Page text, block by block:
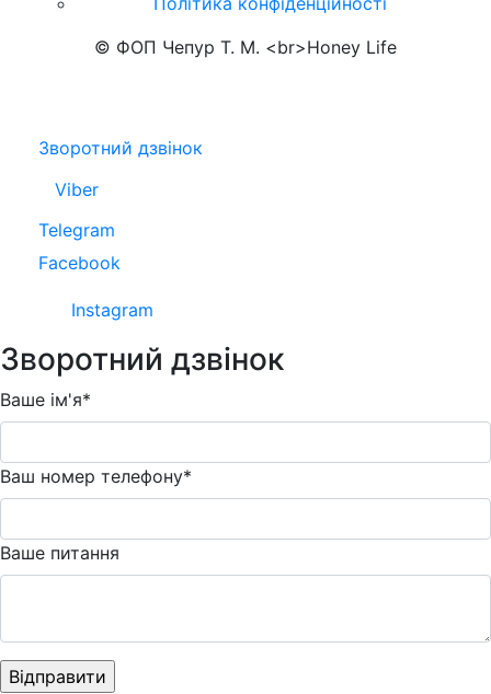
© ФОП Чепур Т. М. <br>Honey Life
Зворотний дзвінок
Viber
Telegram
Facebook
Instagram
Зворотний дзвінок
Ваше ім'я*
Ваш номер телефону*
Ваше питання